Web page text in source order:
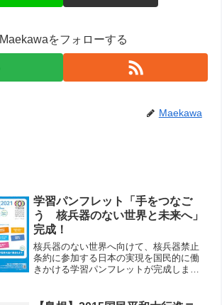
Maekawaをフォローする
Maekawa
学習パンフレット「手をつなご
う 核兵器のない世界と未来へ」
完成！
核兵器のない世界へ向けて、核兵器禁止
条約に参加する日本の実現を国民的に働
きかける学習パンフレットが完成しまし